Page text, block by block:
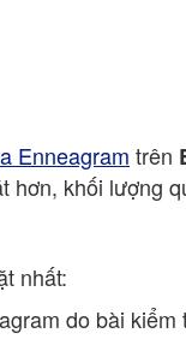
Enneagram trên
hơn, khối lượng
nhất:
do bài